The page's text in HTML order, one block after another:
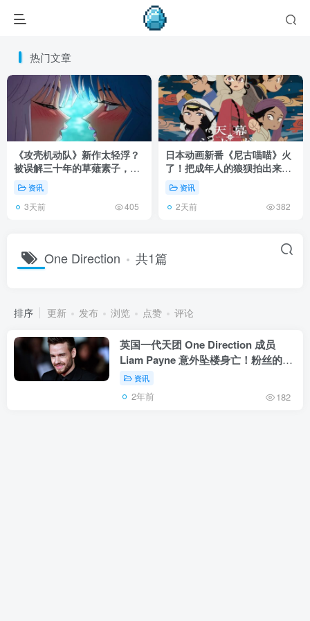
热门文章
《攻壳机动队》新作太轻浮？
被误解三十年的草薙素子，这
次不想再替电影背锅！
资讯
3天前 405
日本动画新番《尼古喵喵》火
了！把成年人的狼狈拍出来，
为什么反而惹怒观众？
资讯
2天前 382
One Direction 共1篇
排序 更新 发布 浏览 点赞 评论
英国一代天团 One Direction 成员
Liam Payne 意外坠楼身亡！粉丝的心
痛再度加深
资讯
2年前 182